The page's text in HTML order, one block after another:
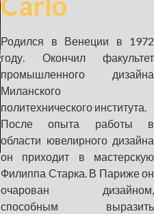
Родился в Венеции в 1972
году. Окончил факультет
промышленного дизайна
Миланского
политехнического института.
После опыта работы в
области ювелирного дизайна
он приходит в мастерскую
Филиппа Старка. В Париже он
очарован дизайном,
способным выразить